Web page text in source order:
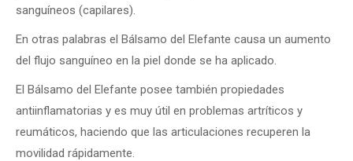
sanguíneos (capilares).
En otras palabras el Bálsamo del Elefante causa un aumento
del flujo sanguíneo en la piel donde se ha aplicado.
El Bálsamo del Elefante posee también propiedades
antiinflamatorias y es muy útil en problemas artríticos y
reumáticos, haciendo que las articulaciones recuperen la
movilidad rápidamente.